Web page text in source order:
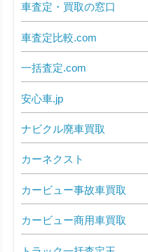
車査定・買取の窓口
車査定比較.com
一括査定.com
安心車.jp
ナビクル廃車買取
カーネクスト
カービュー事故車買取
カービュー商用車買取